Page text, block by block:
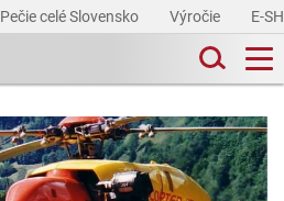
Pečie celé Slovensko Výročie E-